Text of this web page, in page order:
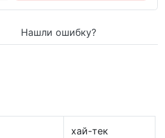
Нашли ошибку?
хай-тек